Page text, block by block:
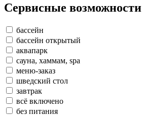
Сервисные возможности
бассейн
бассейн открытый
аквапарк
сауна, хаммам, spa
меню-заказ
шведский стол
завтрак
всё включено
без питания